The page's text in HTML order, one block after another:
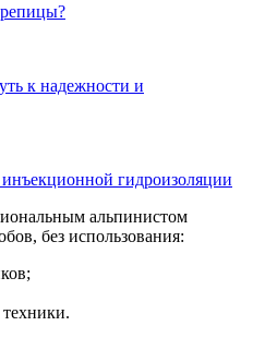
к надежности и
гидроизоляции
альпинистом
без использования: